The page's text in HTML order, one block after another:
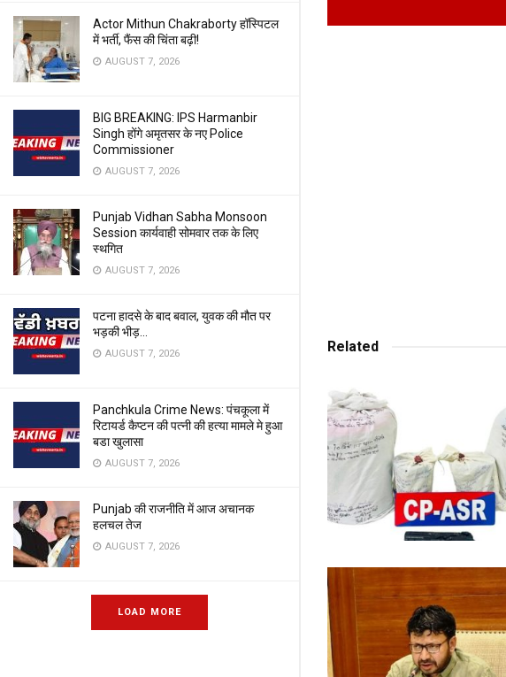
Actor Mithun Chakraborty हॉस्पिटल
में भर्ती, फैंस की चिंता बढ़ी!
AUGUST 7, 2026
BIG BREAKING: IPS Harmanbir
Singh होंगे अमृतसर के नए Police
Commissioner
AUGUST 7, 2026
Punjab Vidhan Sabha Monsoon
Session कार्यवाही सोमवार तक के लिए
स्थगित
AUGUST 7, 2026
पटना हादसे के बाद बवाल, युवक की मौत पर
भड़की भीड़…
AUGUST 7, 2026
Panchkula Crime News: पंचकूला में
रिटायर्ड कैप्टन की पत्नी की हत्या मामले मे हुआ
बडा खुलासा
AUGUST 7, 2026
Punjab की राजनीति में आज अचानक
हलचल तेज
AUGUST 7, 2026
LOAD MORE
Related